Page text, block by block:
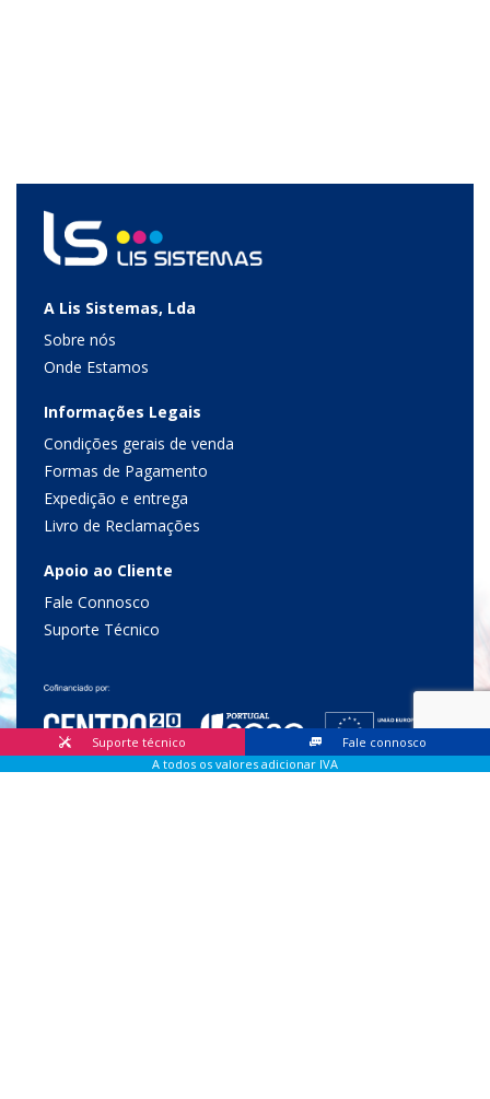
A Lis Sistemas, Lda
Sobre nós
Onde Estamos
Informações Legais
Condições gerais de venda
Formas de Pagamento
Expedição e entrega
Livro de Reclamações
Apoio ao Cliente
Fale Connosco
Suporte Técnico
Suporte técnico
Fale connosco
A todos os valores adicionar IVA